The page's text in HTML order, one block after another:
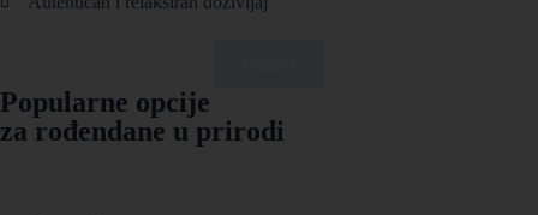
Popularne opcije
za rođendane u prirodi